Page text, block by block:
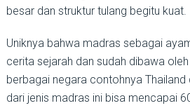
besar dan struktur tulang begitu kuat.
Uniknya bahwa madras sebagai
cerita sejarah dan sudah dibawa
berbagai negara contohnya Thailand
dari jenis madras ini bisa mencapai